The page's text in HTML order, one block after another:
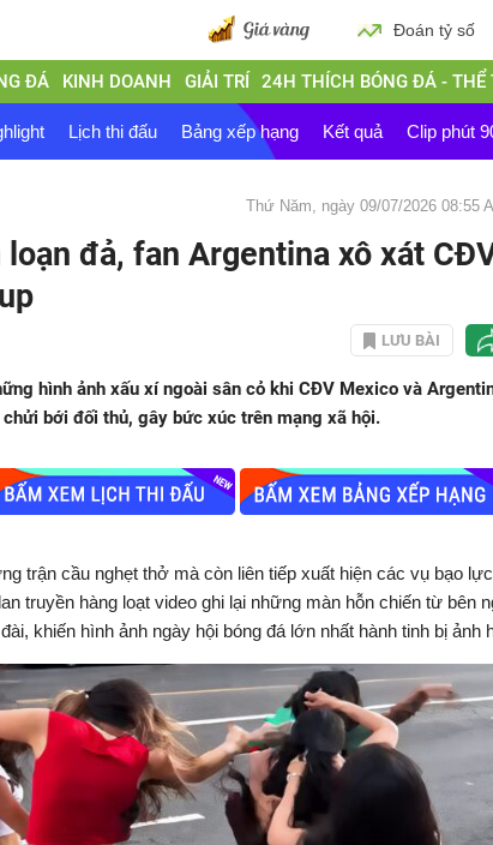
Đoán tỷ số
ĐÁ KINH DOANH GIẢI TRÍ 24H THÍCH BÓNG ĐÁ - THỂ
Lịch thi đấu Bảng xếp hạng Kết quả Clip phút
Thứ Năm, ngày 09/07/2026 08:55
đả, fan Argentina xô xát
LƯU BÀI
hình ảnh xấu xí ngoài sân cỏ khi CĐV Mexico và
bới đối thủ, gây bức xúc trên mạng xã hội.
trận cầu nghẹt thở mà còn liên tiếp xuất hiện các vụ bạo
truyền hàng loạt video ghi lại những màn hỗn chiến từ bên
khiến hình ảnh ngày hội bóng đá lớn nhất hành tinh bị ảnh